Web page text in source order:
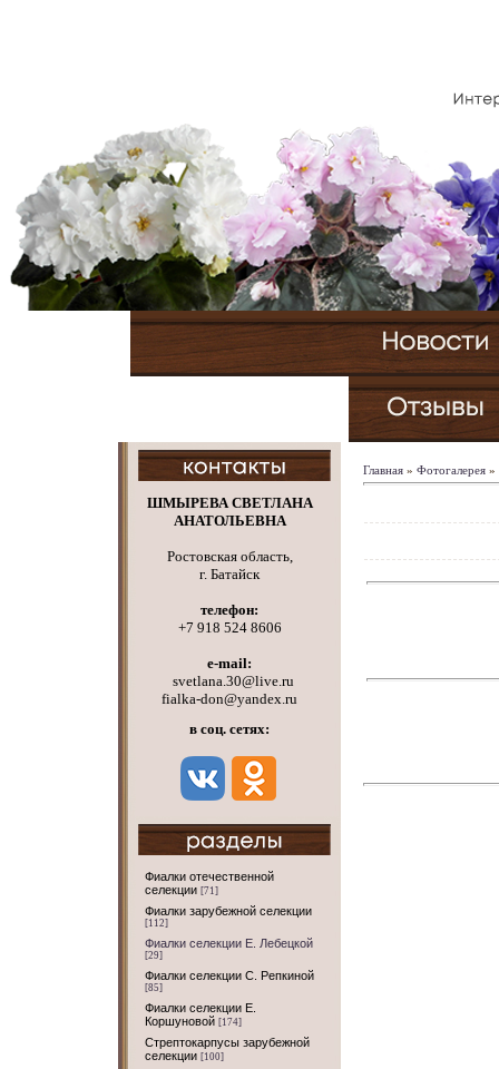
ШМЫРЕВА СВЕТЛАНА
АНАТОЛЬЕВНА
Ростовская область,
г. Батайск
телефон:
+7 918 524 8606
e-mail:
svetlana.30@live.ru
fialka-don@yandex.ru
в соц. сетях:
Фиалки отечественной
селекции [71]
Фиалки зарубежной селекции
[112]
Фиалки селекции Е. Лебецкой
[29]
Фиалки селекции С. Репкиной
[85]
Фиалки селекции Е.
Коршуновой [174]
Стрептокарпусы зарубежной
селекции [100]
Главная » Фотогалерея »